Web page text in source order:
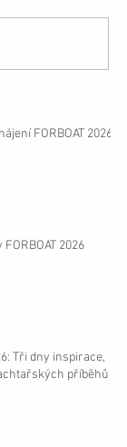
FORBOAT 2026
2026
Tři dny inspirace,
příběhů